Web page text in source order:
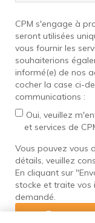
CPM s'engage à
seront utilisées
vous fournir les
souhaiterions
informé(e) de nos
cocher la case ci-
communications :
Oui, veuillez
et services de
Vous pouvez vous
détails, veuillez
En cliquant sur
stocke et traite
demandé.